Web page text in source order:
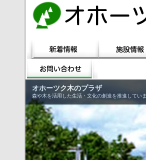
オホーツク木のプラザ
森や木を活用した生活・文化の創造を推進していま